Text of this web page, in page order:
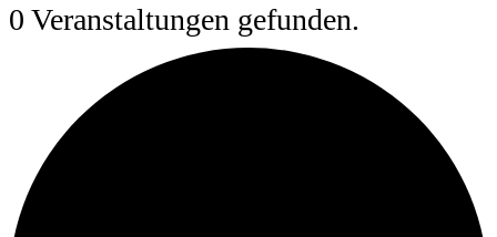
0 Veranstaltungen gefunden.